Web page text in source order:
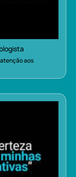
aos